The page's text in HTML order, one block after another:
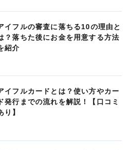
イフルの審査に落ちる10の理由と
？落ちた後にお金を用意する方法
紹介
イフルカードとは？使い方やカー
ド発行までの流れを解説！【口コミ
り】